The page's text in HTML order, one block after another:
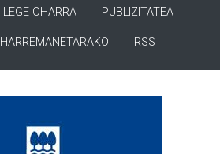
LEGE OHARRA PUBLIZITATEA
HARREMANETARAKO RSS